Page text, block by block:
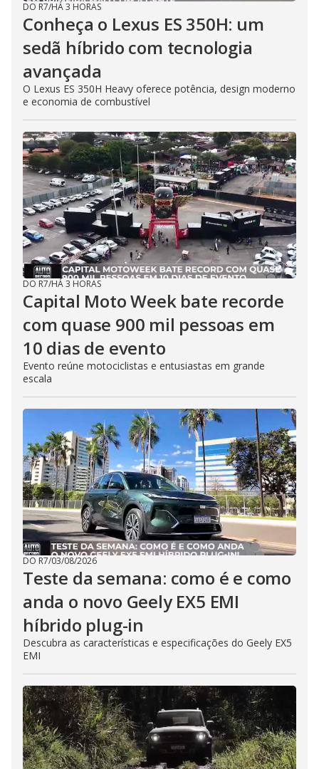
DO R7/HÁ 3 HORAS
Conheça o Lexus ES 350H: um
sedã híbrido com tecnologia
avançada
O Lexus ES 350H Heavy oferece potência, design moderno
e economia de combustível
DO R7/HÁ 3 HORAS
Capital Moto Week bate recorde
com quase 900 mil pessoas em
10 dias de evento
Evento reúne motociclistas e entusiastas em grande
escala
DO R7/03/08/2026
Teste da semana: como é e como
anda o novo Geely EX5 EMI
híbrido plug-in
Descubra as características e especificações do Geely EX5
EMI